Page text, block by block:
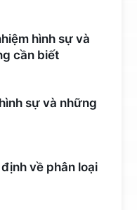
hình sự và
cần biết
sự và những
về phân loại